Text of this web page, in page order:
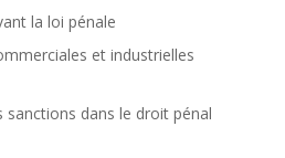
la loi pénale
et industrielles
sanctions dans le droit pénal